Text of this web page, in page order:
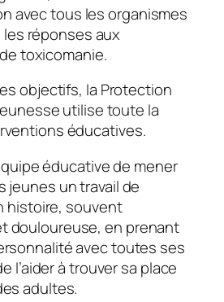
avec tous les organismes
réponses aux
toxicomanie.
objectifs, la Protection
utilise toute la
éducatives.
éducative de mener
jeunes un travail de
histoire, souvent
douloureuse, en prenant
avec toutes ses
l’aider à trouver sa place
adultes.